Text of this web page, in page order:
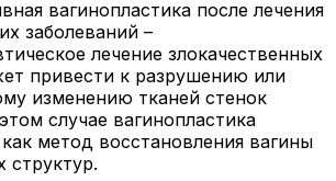
вагинопластика после лечения
заболеваний –
лечение злокачественных
привести к разрушению или
изменению тканей стенок
случае вагинопластика
как метод восстановления вагины
структур.